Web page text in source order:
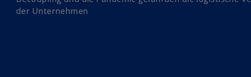
der Unternehmen